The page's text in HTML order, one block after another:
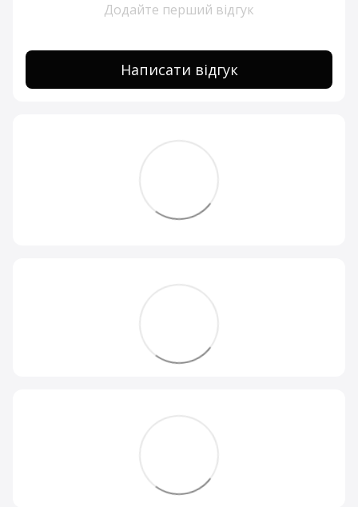
Додайте перший відгук
Написати відгук